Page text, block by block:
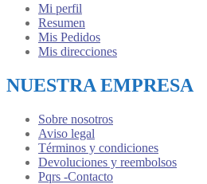
Mi perfil
Resumen
Mis Pedidos
Mis direcciones
NUESTRA EMPRESA
Sobre nosotros
Aviso legal
Términos y condiciones
Devoluciones y reembolsos
Pqrs -Contacto